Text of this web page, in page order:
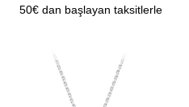
50€ dan başlayan taksitlerle